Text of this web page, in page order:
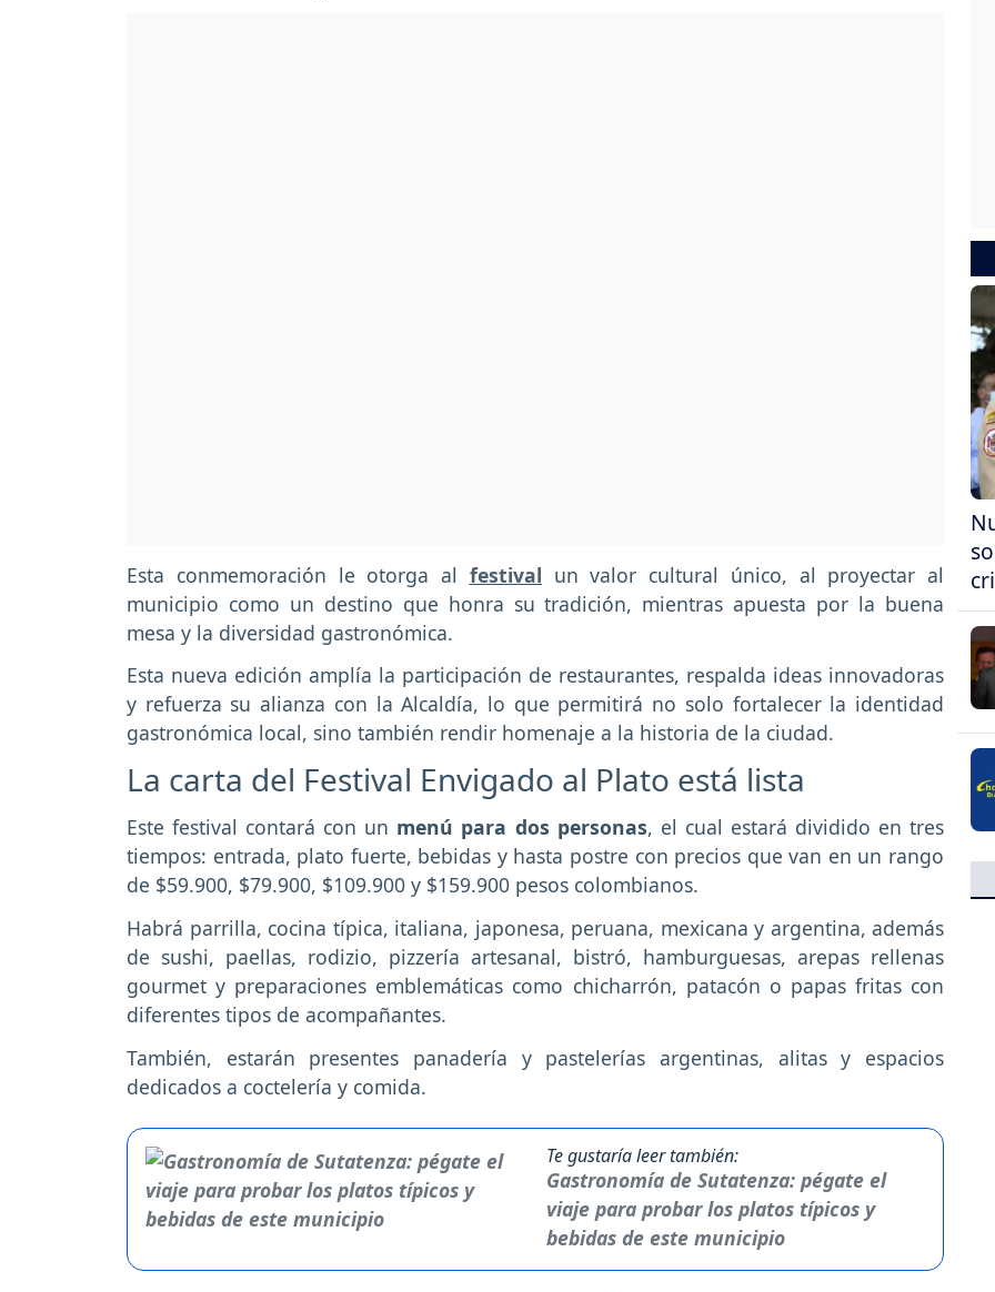
Esta conmemoración le otorga al festival un valor cultural único, al proyectar al
municipio como un destino que honra su tradición, mientras apuesta por la buena
mesa y la diversidad gastronómica.
Esta nueva edición amplía la participación de restaurantes, respalda ideas innovadoras
y refuerza su alianza con la Alcaldía, lo que permitirá no solo fortalecer la identidad
gastronómica local, sino también rendir homenaje a la historia de la ciudad.
La carta del Festival Envigado al Plato está lista
Este festival contará con un menú para dos personas, el cual estará dividido en tres
tiempos: entrada, plato fuerte, bebidas y hasta postre con precios que van en un rango
de $59.900, $79.900, $109.900 y $159.900 pesos colombianos.
Habrá parrilla, cocina típica, italiana, japonesa, peruana, mexicana y argentina, además
de sushi, paellas, rodizio, pizzería artesanal, bistró, hamburguesas, arepas rellenas
gourmet y preparaciones emblemáticas como chicharrón, patacón o papas fritas con
diferentes tipos de acompañantes.
También, estarán presentes panadería y pastelerías argentinas, alitas y espacios
dedicados a coctelería y comida.
Te gustaría leer también:
Gastronomía de Sutatenza: pégate el
viaje para probar los platos típicos y
bebidas de este municipio